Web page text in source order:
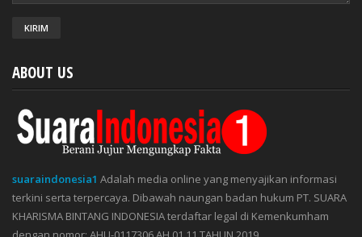
ABOUT US
suaraindonesia1 Adalah media online yang menyajikan informasi
terkini serta terpercaya. Dibawah naungan badan hukum PT. SUARA
KHARISMA BINTANG INDONESIA terdaftar legal di Kemenkumham